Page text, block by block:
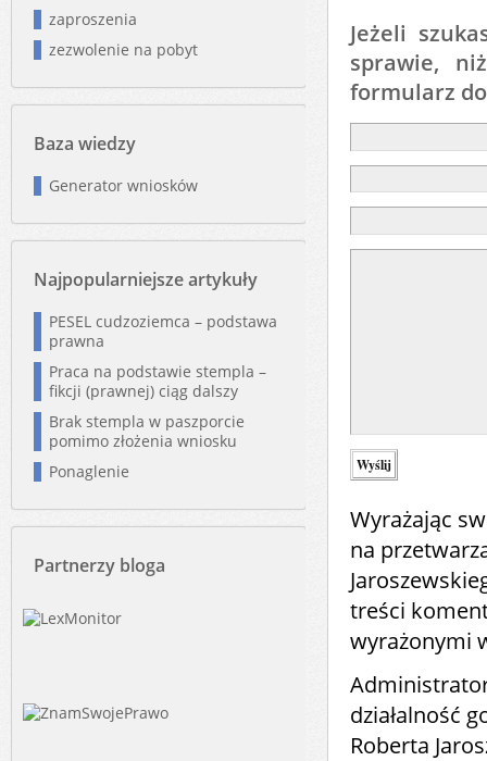
Jeżeli
sprawie,
formularz
Wyrażając
na
treści
wyrażonymi
działalność
Roberta
zaproszenia
zezwolenie na pobyt
Baza wiedzy
Generator wniosków
Najpopularniejsze artykuły
PESEL cudzoziemca – podstawa
prawna
Praca na podstawie stempla –
fikcji (prawnej) ciąg dalszy
Brak stempla w paszporcie
pomimo złożenia wniosku
Ponaglenie
Partnerzy bloga